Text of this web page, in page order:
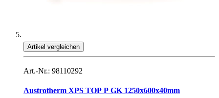
Artikel vergleichen
Art.-Nr.: 98110292
Austrotherm XPS TOP P GK 1250x600x40mm